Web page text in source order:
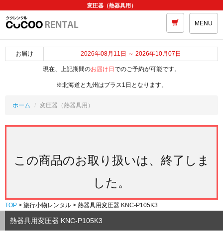
変圧器（熱器具用）
MENU
お届け 2026年08月11日 ～ 2026年10月07日
現在、上記期間のお届け日 でのご予約が可能です。
※北海道と九州はプラス1日となります。
ホーム 変圧器（熱器具用）
この商品のお取り扱いは、終了しま
した。
TOP > 旅行小物レンタル > 熱器具用変圧器 KNC-P105K3
熱器具用変圧器 KNC-P105K3